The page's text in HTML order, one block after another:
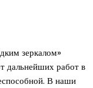
зеркалом»
дальнейших работ в
В наши